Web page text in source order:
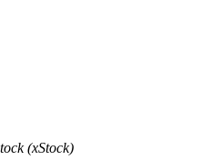
para titulares de BTR
(xStock)